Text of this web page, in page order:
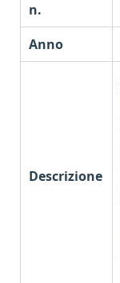
n.
Anno
Descrizione